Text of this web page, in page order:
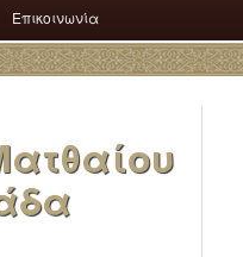
Επικοινωνία